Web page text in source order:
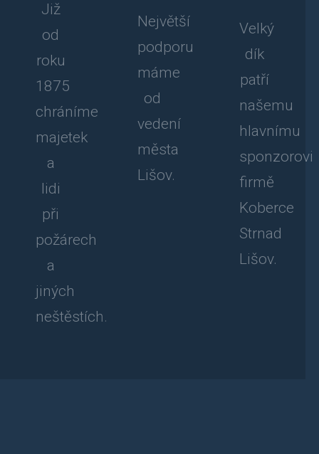
Již
od
roku
1875
chráníme
majetek
a
lidi
při
požárech
a
jiných
neštěstích.
Největší
podporu
máme
od
vedení
města
Lišov.
Velký
dík
patří
našemu
hlavnímu
sponzorovi
firmě
Koberce
Strnad
Lišov.